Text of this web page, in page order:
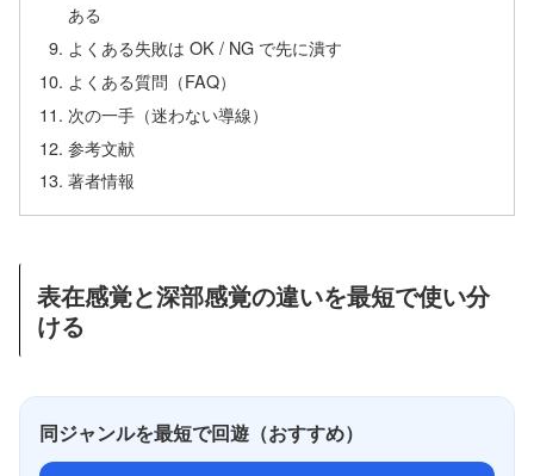
ある
よくある失敗は OK / NG で先に潰す
よくある質問（FAQ）
次の一手（迷わない導線）
参考文献
著者情報
表在感覚と深部感覚の違いを最短で使い分
ける
同ジャンルを最短で回遊（おすすめ）